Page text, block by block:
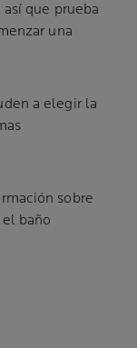
que prueba
una
a elegir la
sobre
baño